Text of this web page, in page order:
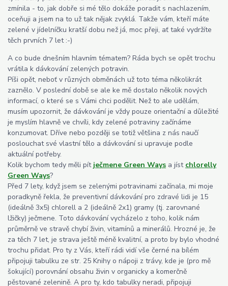
zmínila - to, jak dobře si mé tělo dokáže poradit s nachlazením,
oceňuji a jsem na to už tak nějak zvyklá. Takže vám, kteří máte
zelené v jídelníčku kratší dobu než já, moc přeji, ať také vydržíte
těch prvních 7 let :-)
A co bude dnešním hlavním tématem? Ráda bych se opět trochu
vrátila k dávkování zelených potravin.
Píši opět, neboť v různých obměnách už toto téma několikrát
zaznělo. V poslední době se ale ke mě dostalo několik nových
informací, o které se s Vámi chci podělit. Než to ale udělám,
musím upozornit, že dávkování je vždy pouze orientační a důležité
je myslím hlavně ve chvíli, kdy zelené potraviny začínáme
konzumovat. Dříve nebo později se totiž většina z nás naučí
poslouchat své vlastní tělo a dávkování si upravuje podle
aktuální potřeby.
Kolik bychom tedy měli pít ječmene Green Ways a jíst chlorelly
Green Ways?
Před 7 lety, když jsem se zelenými potravinami začínala, mi moje
poradkyně řekla, že preventivní dávkování pro zdravé lidi je 15
(ideálně 3x5) chlorell a 2 (ideálně 2x1) gramy (tj. zarovnané
lžičky) ječmene. Toto dávkování vycházelo z toho, kolik nám
průměrně ve stravě chybí živin, vitamínů a minerálů. Hrozné je, že
za těch 7 let, je strava ještě méně kvalitní, a proto by bylo vhodné
trochu přidat. Pro ty z Vás, kteří rádi vidí vše černé na bílém
připojuji tabulku ze str. 25 Knihy o nápoji z trávy, kde je (pro mě
šokující) porovnání obsahu živin v organicky a komerčně
pěstované zelenině. A pro ty, kdo tabulky neradi, připojuji